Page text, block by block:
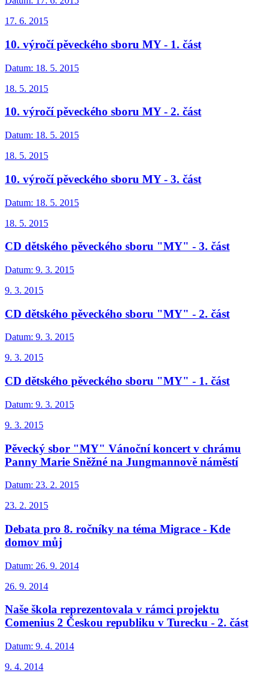
17. 6. 2015
10. výročí pěveckého sboru MY - 1. část
Datum: 18. 5. 2015
18. 5. 2015
10. výročí pěveckého sboru MY - 2. část
Datum: 18. 5. 2015
18. 5. 2015
10. výročí pěveckého sboru MY - 3. část
Datum: 18. 5. 2015
18. 5. 2015
CD dětského pěveckého sboru "MY" - 3. část
Datum: 9. 3. 2015
9. 3. 2015
CD dětského pěveckého sboru "MY" - 2. část
Datum: 9. 3. 2015
9. 3. 2015
CD dětského pěveckého sboru "MY" - 1. část
Datum: 9. 3. 2015
9. 3. 2015
Pěvecký sbor "MY" Vánoční koncert v chrámu
Panny Marie Sněžné na Jungmannově náměstí
Datum: 23. 2. 2015
23. 2. 2015
Debata pro 8. ročníky na téma Migrace - Kde
domov můj
Datum: 26. 9. 2014
26. 9. 2014
Naše škola reprezentovala v rámci projektu
Comenius 2 Českou republiku v Turecku - 2. část
Datum: 9. 4. 2014
9. 4. 2014